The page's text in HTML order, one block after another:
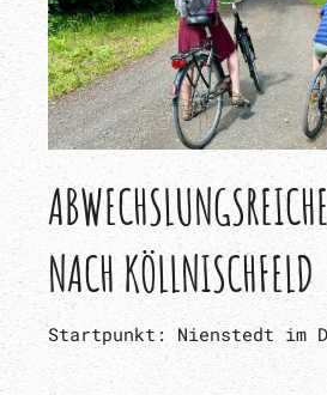
NACH KÖLLNISCHFELD
Startpunkt: Nienstedt im